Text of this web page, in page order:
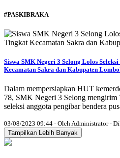
#PASKIBRAKA
Siswa SMK Negeri 3 Selong Lolos
Kecamatan Sakra dan Kabupaten
Dalam mempersiapkan HUT
78, SMK Negeri 3 Selong mengirim
seleksi anggota pengibar bendera
03/08/2023 09:44 - Oleh Administrator -
Tampilkan Lebih Banyak